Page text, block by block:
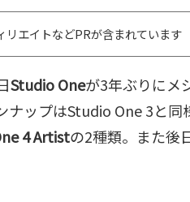
リエイトなどPRが含まれています
Studio Oneが3年ぶりにメ
ナップはStudio One 3と同
4 Artistの2種類。また後